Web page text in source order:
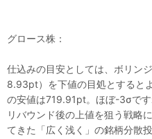
グロース株：
仕込みの目安としては、ボリン
8.93pt）を下値の目処とすると
の安値は719.91pt。ほぼ-3σです
リバウンド後の上値を狙う戦略
てきた「広く浅く」の銘柄分散